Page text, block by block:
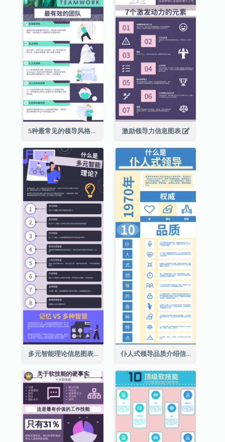
5种最常见的领导风格信息图表 激励领导力信息图表
多元智能理论信息图表 仆人式领导品质介绍信息图表